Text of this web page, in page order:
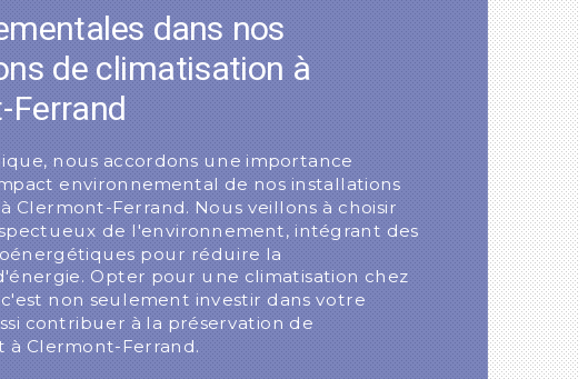
dans nos
de climatisation à
Ferrand
nous accordons une importance
environnemental de nos installations
Clermont-Ferrand. Nous veillons à choisir
de l'environnement, intégrant des
pour réduire la
Opter pour une climatisation chez
non seulement investir dans votre
contribuer à la préservation de
à Clermont-Ferrand.